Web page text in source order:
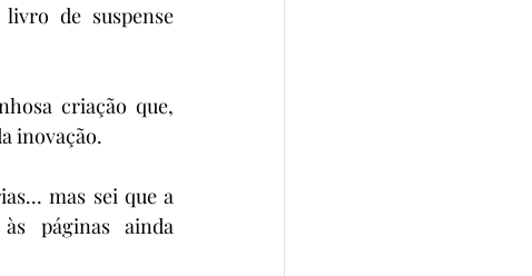
de suspense
criação que,
inovação.
mas sei que a
páginas ainda